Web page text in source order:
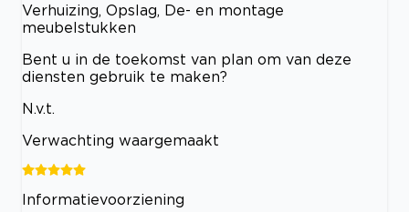
Verhuizing, Opslag, De- en montage
meubelstukken
Bent u in de toekomst van plan om van deze
diensten gebruik te maken?
N.v.t.
Verwachting waargemaakt
Informatievoorziening